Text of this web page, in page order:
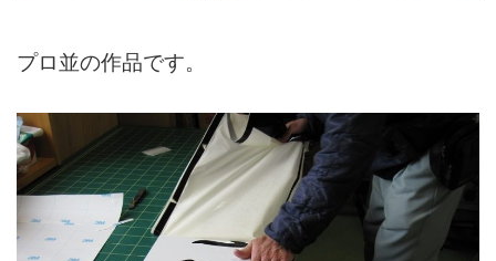
プロ並の作品です。